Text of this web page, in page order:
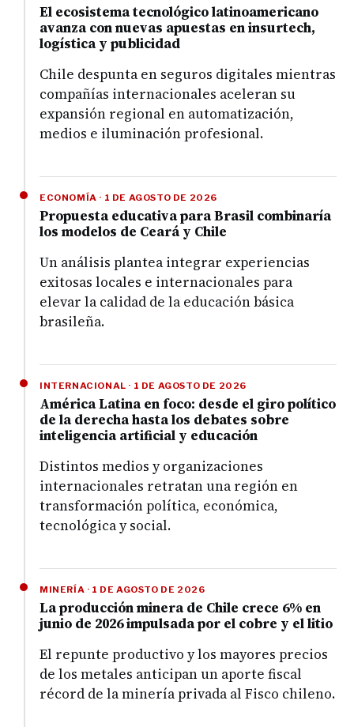
El ecosistema tecnológico latinoamericano
avanza con nuevas apuestas en insurtech,
logística y publicidad
Chile despunta en seguros digitales mientras
compañías internacionales aceleran su
expansión regional en automatización,
medios e iluminación profesional.
ECONOMÍA · 1 DE AGOSTO DE 2026
Propuesta educativa para Brasil combinaría
los modelos de Ceará y Chile
Un análisis plantea integrar experiencias
exitosas locales e internacionales para
elevar la calidad de la educación básica
brasileña.
INTERNACIONAL · 1 DE AGOSTO DE 2026
América Latina en foco: desde el giro político
de la derecha hasta los debates sobre
inteligencia artificial y educación
Distintos medios y organizaciones
internacionales retratan una región en
transformación política, económica,
tecnológica y social.
MINERÍA · 1 DE AGOSTO DE 2026
La producción minera de Chile crece 6% en
junio de 2026 impulsada por el cobre y el litio
El repunte productivo y los mayores precios
de los metales anticipan un aporte fiscal
récord de la minería privada al Fisco chileno.